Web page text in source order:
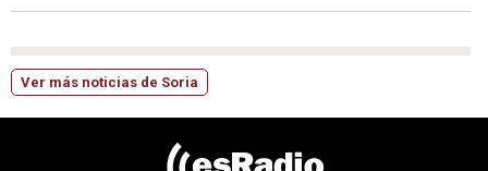
Ver más noticias de Soria